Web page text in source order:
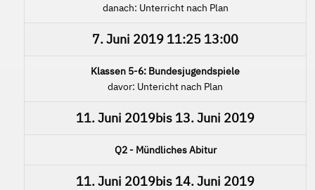
danach: Unterricht nach Plan
7. Juni 2019 11:25 13:00
Klassen 5-6: Bundesjugendspiele
davor: Untericht nach Plan
11. Juni 2019bis 13. Juni 2019
Q2 - Mündliches Abitur
11. Juni 2019bis 14. Juni 2019